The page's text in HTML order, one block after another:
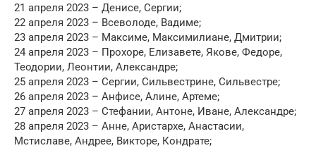
21 апреля 2023 – Денисе, Сергии;
22 апреля 2023 – Всеволоде, Вадиме;
23 апреля 2023 – Максиме, Максимилиане, Дмитрии;
24 апреля 2023 – Прохоре, Елизавете, Якове, Федоре,
Теодории, Леонтии, Александре;
25 апреля 2023 – Сергии, Сильвестрине, Сильвестре;
26 апреля 2023 – Анфисе, Алине, Артеме;
27 апреля 2023 – Стефании, Антоне, Иване, Александре;
28 апреля 2023 – Анне, Аристархе, Анастасии,
Мстиславе, Андрее, Викторе, Кондрате;